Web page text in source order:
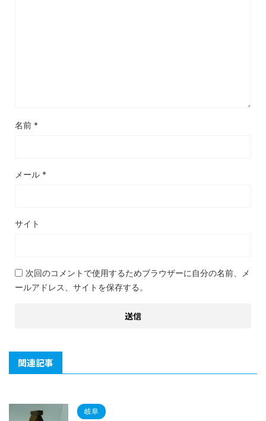
名前 *
メール *
サイト
次回のコメントで使用するためブラウザーに自分の名前、メ
ールアドレス、サイトを保存する。
関連記事
岐阜